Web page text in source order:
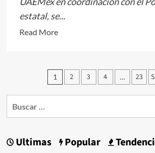
estatal, se...
Read MoreRead
<em>Avanza
Cátedra
de
“Infancias
referentes
Paginación
de
1 2 3 4 … 23
Ultimas Popular